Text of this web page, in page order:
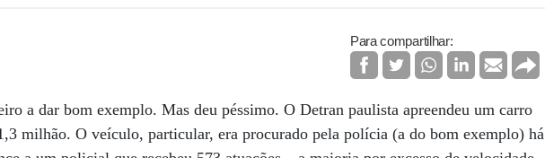
Para compartilhar:
a dar bom exemplo. Mas deu péssimo. O Detran paulista apreendeu um carro
milhão. O veículo, particular, era procurado pela polícia (a do bom exemplo) há